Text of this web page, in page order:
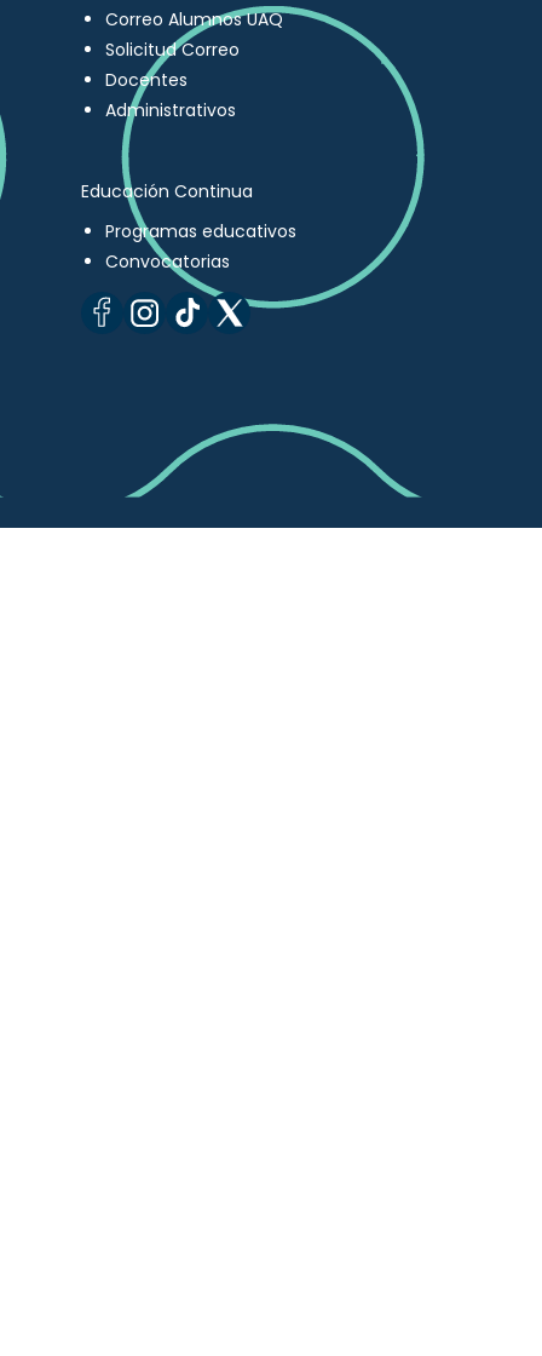
Correo Alumnos UAQ
Solicitud Correo
Docentes
Administrativos
Educación Continua
Programas educativos
Convocatorias